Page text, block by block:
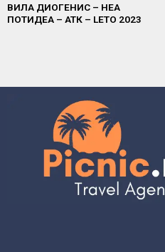
ВИЛА ДИОГЕНИС – НЕА
ПОТИДЕА – АТК – LETO 2023